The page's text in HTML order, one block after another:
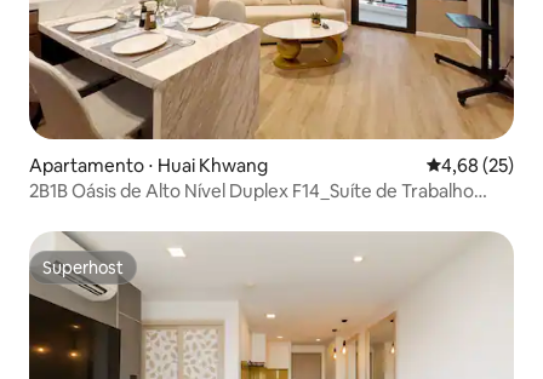
Apartamento ⋅ Huai Khwang 4,68 de uma
4,68 (25)
2B1B Oásis de Alto Nível Duplex F14_Suíte de Trabalho
Superhost
Superhost